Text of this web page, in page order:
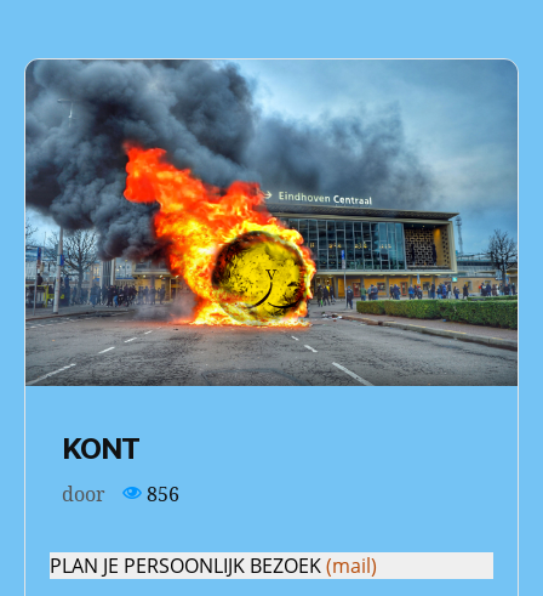
KONT
door 856
PLAN JE PERSOONLIJK BEZOEK(mail)